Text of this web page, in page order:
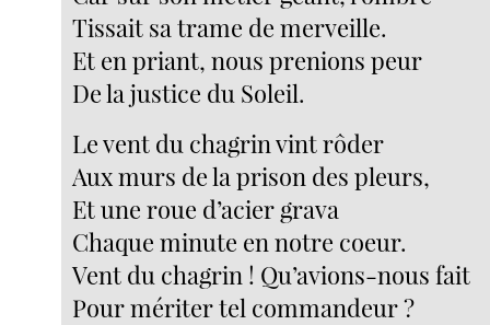
Tissait sa trame de merveille.
Et en priant, nous prenions peur
De la justice du Soleil.
Le vent du chagrin vint rôder
Aux murs de la prison des pleurs,
Et une roue d’acier grava
Chaque minute en notre coeur.
Vent du chagrin ! Qu’avions-nous fait
Pour mériter tel commandeur ?